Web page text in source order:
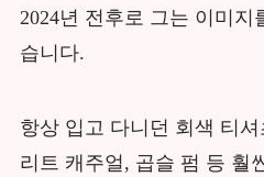
2024년 전후로 그는 이미지
습니다.
항상 입고 다니던 회색 티
리트 캐주얼, 곱슬 펌 등 훨